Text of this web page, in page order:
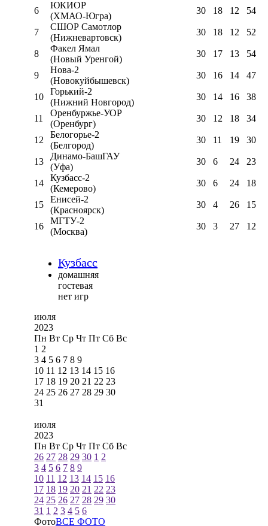
6
ЮКИОР
(ХМАО-Югра)
30 18 12 54
7
СШОР Самотлор
(Нижневартовск)
30 18 12 52
8
Факел Ямал
(Новый Уренгой)
30 17 13 54
9
Нова-2
(Новокуйбышевск)
30 16 14 47
10
Горький-2
(Нижний Новгород)
30 14 16 38
11
Оренбуржье-УОР
(Оренбург)
30 12 18 34
12
Белогорье-2
(Белгород)
30 11 19 30
13
Динамо-БашГАУ
(Уфа)
30 6 24 23
14
Кузбасс-2
(Кемерово)
30 6 24 18
15
Енисей-2
(Красноярск)
30 4 26 15
16
МГТУ-2
(Москва)
30 3 27 12
Кузбасс
домашняя
гостевая
нет игр
июля
2023
Пн Вт Ср Чт Пт Сб Вс
1 2
3 4 5 6 7 8 9
10 11 12 13 14 15 16
17 18 19 20 21 22 23
24 25 26 27 28 29 30
31
июля
2023
Пн Вт Ср Чт Пт Сб Вс
26 27 28 29 30 1 2
3 4 5 6 7 8 9
10 11 12 13 14 15 16
17 18 19 20 21 22 23
24 25 26 27 28 29 30
31 1 2 3 4 5 6
ФотоВСЕ ФОТО